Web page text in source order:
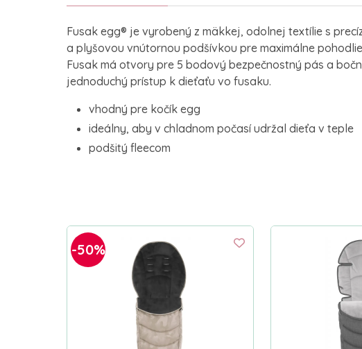
Fusak egg® je vyrobený z mäkkej, odolnej textílie s
a plyšovou vnútornou podšívkou pre maximálne
Fusak má otvory pre 5 bodový bezpečnostný pás a
jednoduchý prístup k dieťaťu vo fusaku.
vhodný pre kočík egg
ideálny, aby v chladnom počasí udržal dieťa v teple
podšitý fleecom
-50%